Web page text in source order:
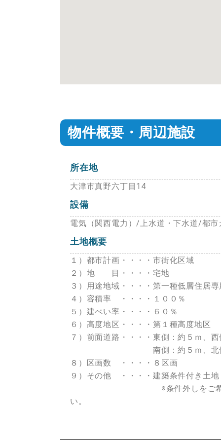
物件概要・周辺施設
所在地
大津市真野六丁目14
設備
電気（関西電力）/上水道・下水道/都市
土地概要
１）都市計画・・・・市街化区域
２）地 目・・・・宅地
３）用途地域・・・・第一種低層住居
４）容積率 ・・・・１００％
５）建ぺい率・・・・６０％
６）高度地区・・・・第１種高度地区
７）前面道路・・・・東側：約５ｍ、
南側：約５ｍ、北側：
８）区画数 ・・・・８区画
９）その他 ・・・・建築条件付き土地
※条件外しをご希望の場
い。